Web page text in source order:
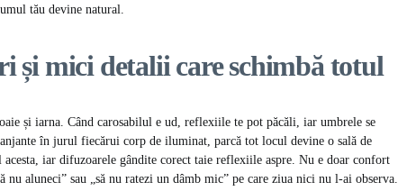
tău devine natural.
și mici detalii care schimbă totul
și iarna. Când carosabilul e ud, reflexiile te pot păcăli, iar umbrele se
în jurul fiecărui corp de iluminat, parcă tot locul devine o sală de
iar difuzoarele gândite corect taie reflexiile aspre. Nu e doar confort
aluneci” sau „să nu ratezi un dâmb mic” pe care ziua nici nu l-ai observa.